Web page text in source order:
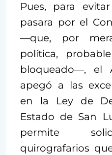
Pues, para
pasara por el
—que, por
política,
bloqueado—, el
apegó a las
en la Ley de
Estado de San
permite
quirografarios